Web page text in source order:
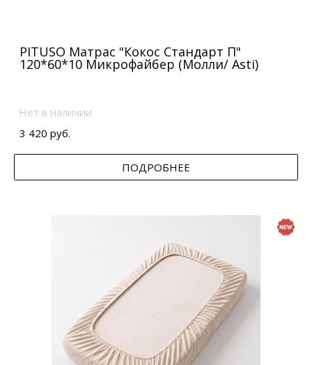
PITUSO Матрас "Кокос Стандарт П"
120*60*10 Микрофайбер (Молли/ Asti)
Нет в наличии
3 420 руб.
ПОДРОБНЕЕ